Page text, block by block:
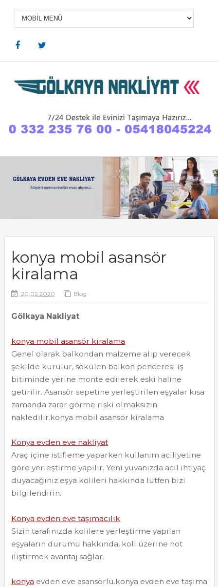
konya mobil asansör
kiralama
20.02.2020 Blog
Gölkaya Nakliyat
konya mobil asansör kiralama
Genel olarak balkondan malzeme alıp verecek
şekilde kurulur, sökülen balkon penceresi iş
bitiminde yerine monte edilerek eski haline
getirilir. Asansör sepetine yerleştirilen eşyalar kısa
zamanda zarar görme riski olmaksızın
nakledilir.konya mobil asansör kiralama
Konya evden eve nakliyat
Araç içine istifleme yaparken kullanım aciliyetine
göre yerleştirme yapılır. Yeni yuvanızda acil ihtiyaç
duyacağınız eşya kolileri hakkında lütfen bizi
bilgilendirin.
Konya evden eve taşımacılık
Sizin tarafınızda kolilere yerleştirme yapılan
eşyaların durumu hakkında, koli üzerine not
iliştirmek avantaj sağlar.
konya evden eve asansörlü.konya evden eve taşıma